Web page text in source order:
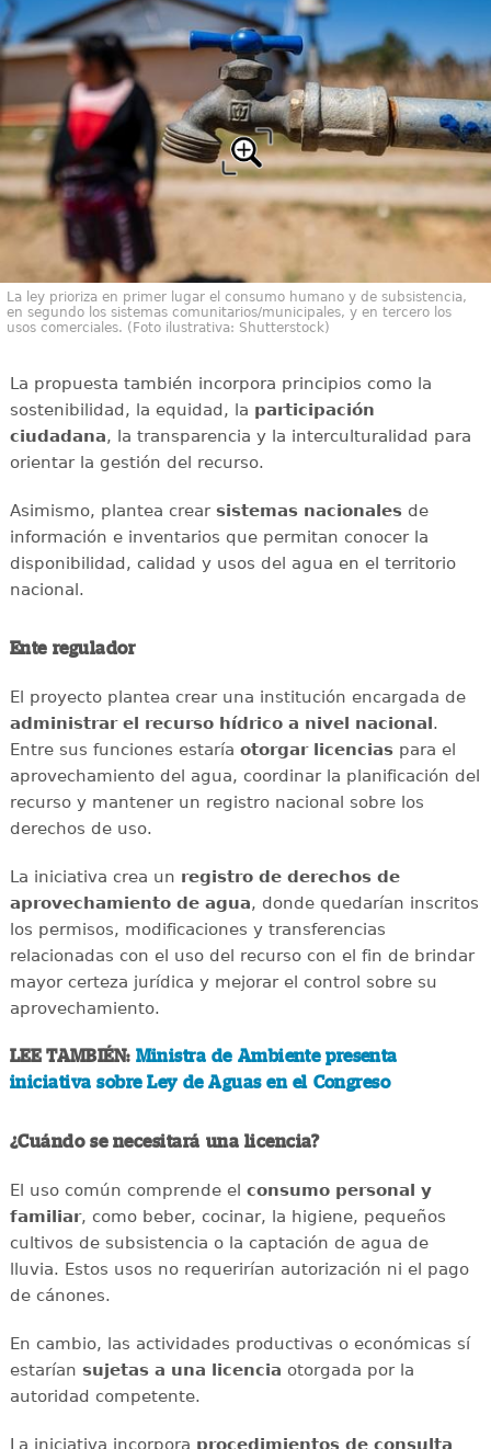
La ley prioriza en primer lugar el consumo humano y de subsistencia,
en segundo los sistemas comunitarios/municipales, y en tercero los
usos comerciales. (Foto ilustrativa: Shutterstock)
La propuesta también incorpora principios como la
sostenibilidad, la equidad, la participación
ciudadana, la transparencia y la interculturalidad para
orientar la gestión del recurso.
Asimismo, plantea crear sistemas nacionalesde
información e inventarios que permitan conocer la
disponibilidad, calidad y usos del agua en el territorio
nacional.
Ente regulador
El proyecto plantea crear una institución encargada de
administrar el recurso hídrico a nivel nacional.
Entre sus funciones estaría otorgar licenciaspara el
aprovechamiento del agua, coordinar la planificación del
recurso y mantener un registro nacional sobre los
derechos de uso.
La iniciativa crea un registro de derechos de
aprovechamiento de agua, donde quedarían inscritos
los permisos, modificaciones y transferencias
relacionadas con el uso del recurso con el fin de brindar
mayor certeza jurídica y mejorar el control sobre su
aprovechamiento.
LEE TAMBIÉN: Ministra de Ambiente presenta
iniciativa sobre Ley de Aguas en el Congreso
¿Cuándo se necesitará una licencia?
El uso común comprende el consumo personal y
familiar, como beber, cocinar, la higiene, pequeños
cultivos de subsistencia o la captación de agua de
lluvia. Estos usos no requerirían autorización ni el pago
de cánones.
En cambio, las actividades productivas o económicas sí
estarían sujetas a una licencia otorgada por la
autoridad competente.
La iniciativa incorpora procedimientos de consulta